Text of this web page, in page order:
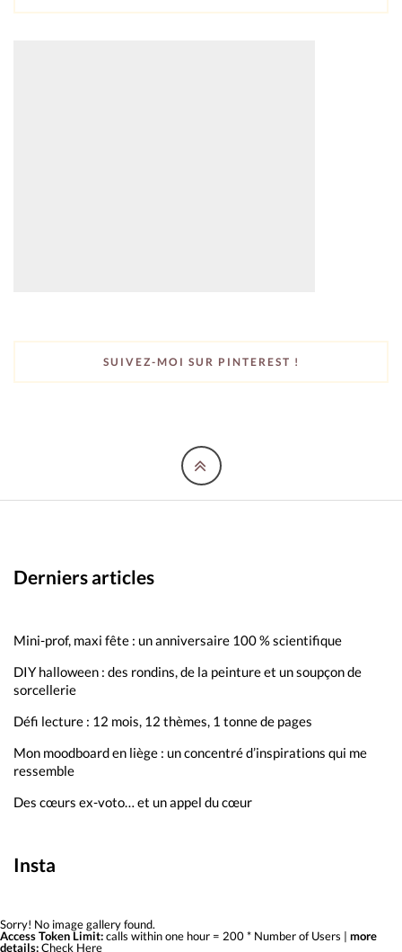
SUIVEZ-MOI SUR PINTEREST !
Derniers articles
Mini-prof, maxi fête : un anniversaire 100 % scientifique
DIY halloween : des rondins, de la peinture et un soupçon de
sorcellerie
Défi lecture : 12 mois, 12 thèmes, 1 tonne de pages
Mon moodboard en liège : un concentré d’inspirations qui me
ressemble
Des cœurs ex-voto… et un appel du cœur
Insta
Sorry! No image gallery found.
Access Token Limit:calls within one hour = 200 * Number of Users | more
details:Check Here